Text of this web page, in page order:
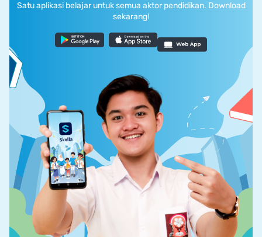
Satu aplikasi belajar untuk semua aktor pendidikan. Download
sekarang!